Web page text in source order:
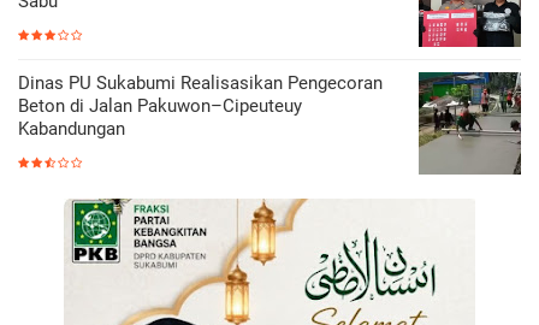
Dinas PU Sukabumi Realisasikan Pengecoran
Beton di Jalan Pakuwon–Cipeuteuy
Kabandungan